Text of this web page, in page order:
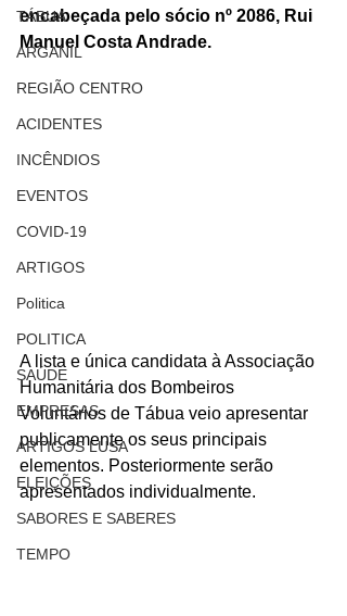
TÁBUA
ARGANIL
REGIÃO CENTRO
ACIDENTES
INCÊNDIOS
EVENTOS
COVID-19
ARTIGOS
Politica
POLITICA
SAÚDE
EMPRESAS
ARTIGOS LUSA
ELEIÇÕES
SABORES E SABERES
TEMPO
encabeçada pelo sócio nº 2086, Rui
Manuel Costa Andrade.
A lista e única candidata à Associação
Humanitária dos Bombeiros
Voluntários de Tábua veio apresentar
publicamente os seus principais
elementos. Posteriormente serão
apresentados individualmente.